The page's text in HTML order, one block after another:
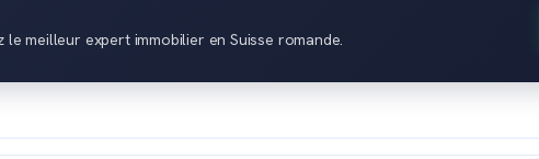
meilleur expert immobilier en Suisse romande.